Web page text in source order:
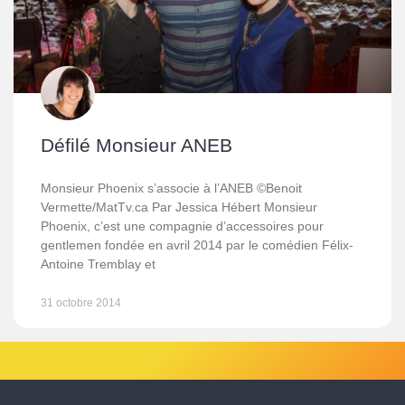
Défilé Monsieur ANEB
Monsieur Phoenix s’associe à l’ANEB ©Benoit
Vermette/MatTv.ca Par Jessica Hébert Monsieur
Phoenix, c’est une compagnie d’accessoires pour
gentlemen fondée en avril 2014 par le comédien Félix-
Antoine Tremblay et
31 octobre 2014